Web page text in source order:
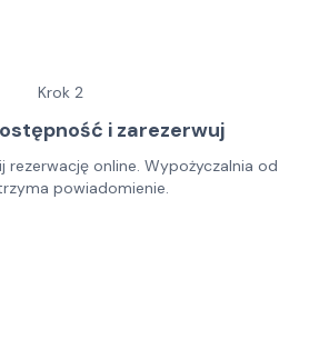
Krok 2
i zarezerwuj
rezerwację online. Wypożyczalnia od
powiadomienie.